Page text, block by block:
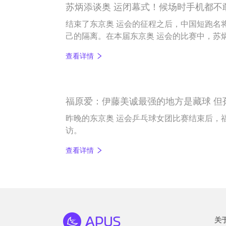
苏炳添谈奥 运闭幕式！候场时手机都
结束了东京奥 运会的征程之后，中国短跑名
己的隔离。在本届东京奥 运会的比赛中，苏
赛的赛场上。
查看详情
福原爱：伊藤美诚最强的地方是藏球 但
昨晚的东京奥 运会乒乓球女团比赛结束后，
访。
查看详情
关